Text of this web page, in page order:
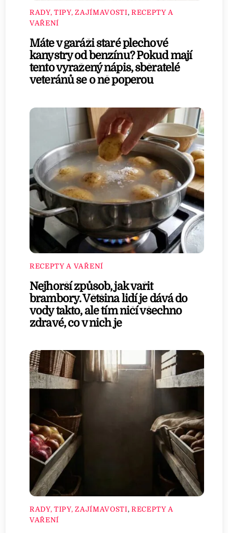
RADY, TIPY, ZAJÍMAVOSTI, RECEPTY A
VAŘENÍ
Máte v garáži staré plechové
kanystry od benzínu? Pokud mají
tento vyražený nápis, sběratelé
veteránů se o ně poperou
RECEPTY A VAŘENÍ
Nejhorší způsob, jak vařit
brambory. Většina lidí je dává do
vody takto, ale tím ničí všechno
zdravé, co v nich je
RADY, TIPY, ZAJÍMAVOSTI, RECEPTY A
VAŘENÍ